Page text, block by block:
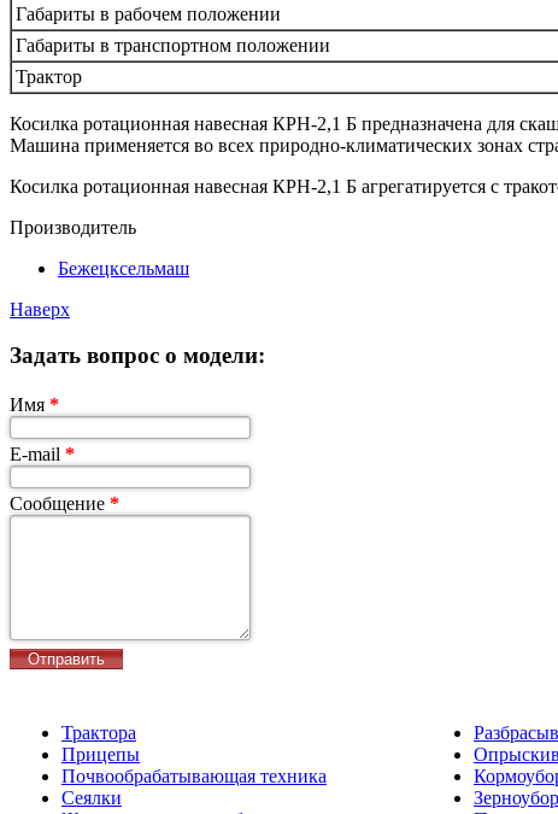
Габариты в рабочем положении
Габариты в транспортном положении
Трактор
Косилка ротационная навесная КРН-2,1 Б предназначена для
Машина применяется во всех природно-климатических зонах
Косилка ротационная навесная КРН-2,1 Б агрегатируется с
Производитель
Бежецксельмаш
Наверх
Задать вопрос о модели:
Имя *
E-mail *
Сообщение *
Трактора
Прицепы
Почвообрабатывающая техника
Сеялки